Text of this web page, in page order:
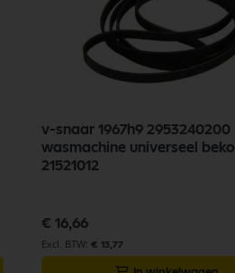
v-snaar 1967h9 2953240200
wasmachine universeel beko
21521012
€ 16,66
€ 13,77